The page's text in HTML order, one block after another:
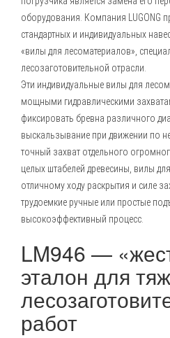
оборудования. Компания LUGONG
стандартных и индивидуальных
«вилы для лесоматериалов»,
лесозаготовительной отрасли.
Эти индивидуальные вилы для
мощными гидравлическими
фиксировать бревна различного
выскальзывание при движении по
точный захват отдельного
целых штабелей древесины, вилы
отличному ходу раскрытия и силе
трудоемкие ручные или простые
высокоэффективный процесс.
LM946 —
эталон для
работ